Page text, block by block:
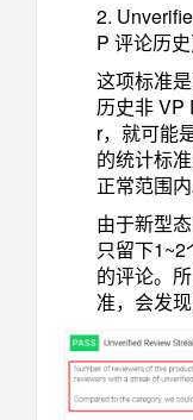
2.
P 评论历史
这项标准
历史非 VP
r，就可能
的统计标
正常范围内
由于新型
只留下
的评论。
准，会发